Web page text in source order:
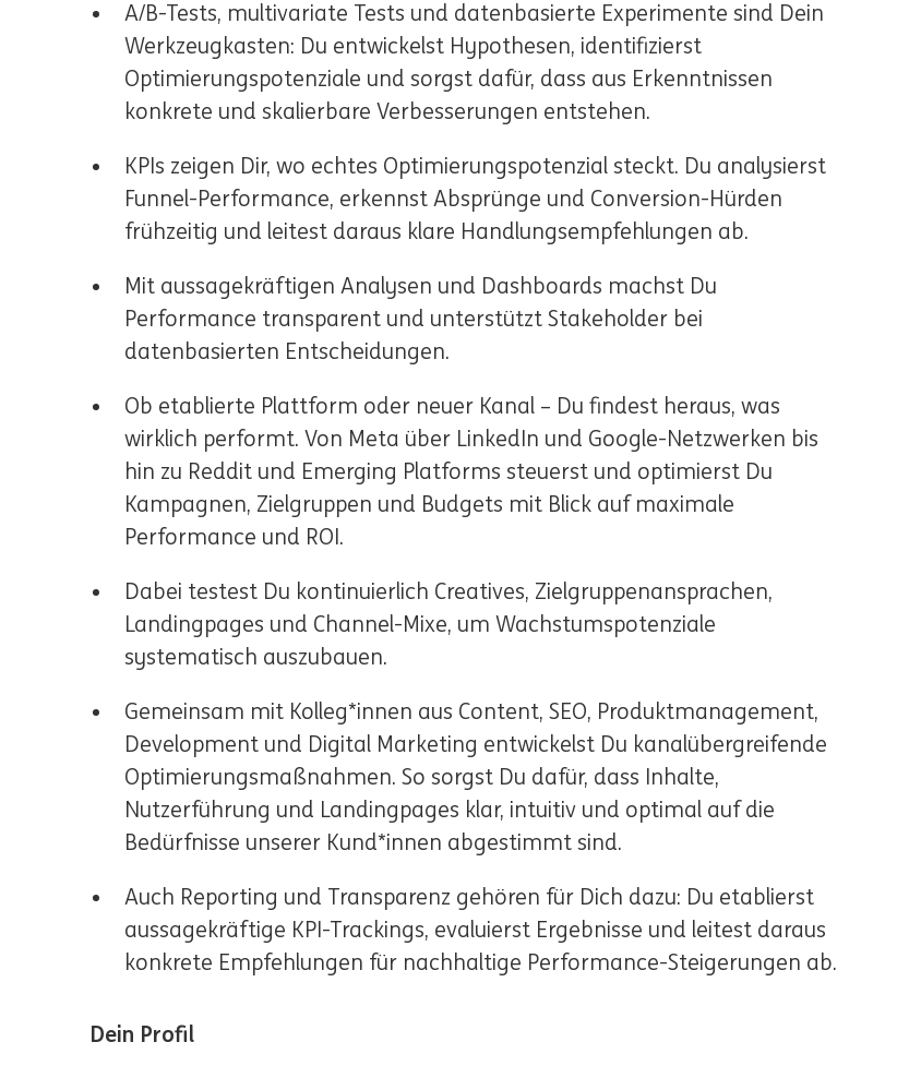
A/B-Tests, multivariate Tests und datenbasierte Experimente sind Dein
Werkzeugkasten: Du entwickelst Hypothesen, identifizierst
Optimierungspotenziale und sorgst dafür, dass aus Erkenntnissen
konkrete und skalierbare Verbesserungen entstehen.
KPIs zeigen Dir, wo echtes Optimierungspotenzial steckt. Du analysierst
Funnel-Performance, erkennst Absprünge und Conversion-Hürden
frühzeitig und leitest daraus klare Handlungsempfehlungen ab.
Mit aussagekräftigen Analysen und Dashboards machst Du
Performance transparent und unterstützt Stakeholder bei
datenbasierten Entscheidungen.
Ob etablierte Plattform oder neuer Kanal – Du findest heraus, was
wirklich performt. Von Meta über LinkedIn und Google-Netzwerken bis
hin zu Reddit und Emerging Platforms steuerst und optimierst Du
Kampagnen, Zielgruppen und Budgets mit Blick auf maximale
Performance und ROI.
Dabei testest Du kontinuierlich Creatives, Zielgruppenansprachen,
Landingpages und Channel-Mixe, um Wachstumspotenziale
systematisch auszubauen.
Gemeinsam mit Kolleg*innen aus Content, SEO, Produktmanagement,
Development und Digital Marketing entwickelst Du kanalübergreifende
Optimierungsmaßnahmen. So sorgst Du dafür, dass Inhalte,
Nutzerführung und Landingpages klar, intuitiv und optimal auf die
Bedürfnisse unserer Kund*innen abgestimmt sind.
Auch Reporting und Transparenz gehören für Dich dazu: Du etablierst
aussagekräftige KPI-Trackings, evaluierst Ergebnisse und leitest daraus
konkrete Empfehlungen für nachhaltige Performance-Steigerungen ab.
Dein Profil